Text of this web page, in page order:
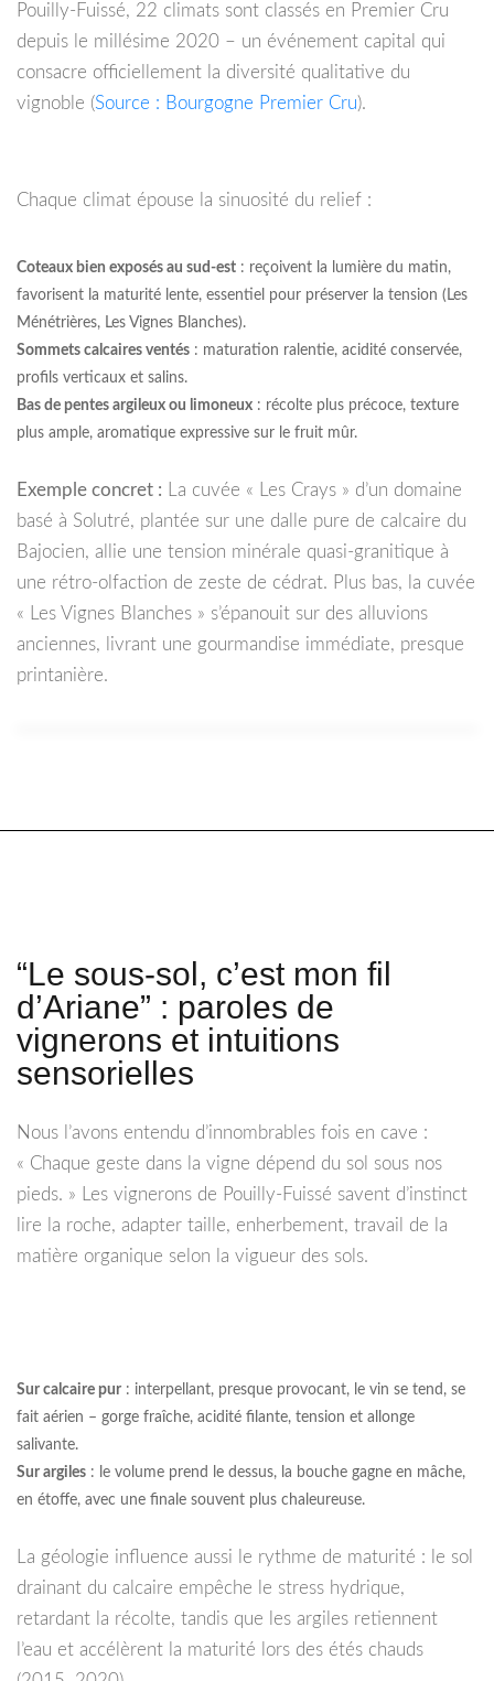
Pouilly-Fuissé, 22 climats sont classés en Premier Cru
depuis le millésime 2020 – un événement capital qui
consacre officiellement la diversité qualitative du
vignoble (Source : Bourgogne Premier Cru).
Chaque climat épouse la sinuosité du relief :
Coteaux bien exposés au sud-est : reçoivent la lumière du matin,
favorisent la maturité lente, essentiel pour préserver la tension (Les
Ménétrières, Les Vignes Blanches).
Sommets calcaires ventés : maturation ralentie, acidité conservée,
profils verticaux et salins.
Bas de pentes argileux ou limoneux : récolte plus précoce, texture
plus ample, aromatique expressive sur le fruit mûr.
Exemple concret : La cuvée « Les Crays » d’un domaine
basé à Solutré, plantée sur une dalle pure de calcaire du
Bajocien, allie une tension minérale quasi-granitique à
une rétro-olfaction de zeste de cédrat. Plus bas, la cuvée
« Les Vignes Blanches » s’épanouit sur des alluvions
anciennes, livrant une gourmandise immédiate, presque
printanière.
“Le sous-sol, c’est mon fil
d’Ariane” : paroles de
vignerons et intuitions
sensorielles
Nous l’avons entendu d’innombrables fois en cave :
« Chaque geste dans la vigne dépend du sol sous nos
pieds. » Les vignerons de Pouilly-Fuissé savent d’instinct
lire la roche, adapter taille, enherbement, travail de la
matière organique selon la vigueur des sols.
Sur calcaire pur : interpellant, presque provocant, le vin se tend, se
fait aérien – gorge fraîche, acidité filante, tension et allonge
salivante.
Sur argiles : le volume prend le dessus, la bouche gagne en mâche,
en étoffe, avec une finale souvent plus chaleureuse.
La géologie influence aussi le rythme de maturité : le sol
drainant du calcaire empêche le stress hydrique,
retardant la récolte, tandis que les argiles retiennent
l’eau et accélèrent la maturité lors des étés chauds